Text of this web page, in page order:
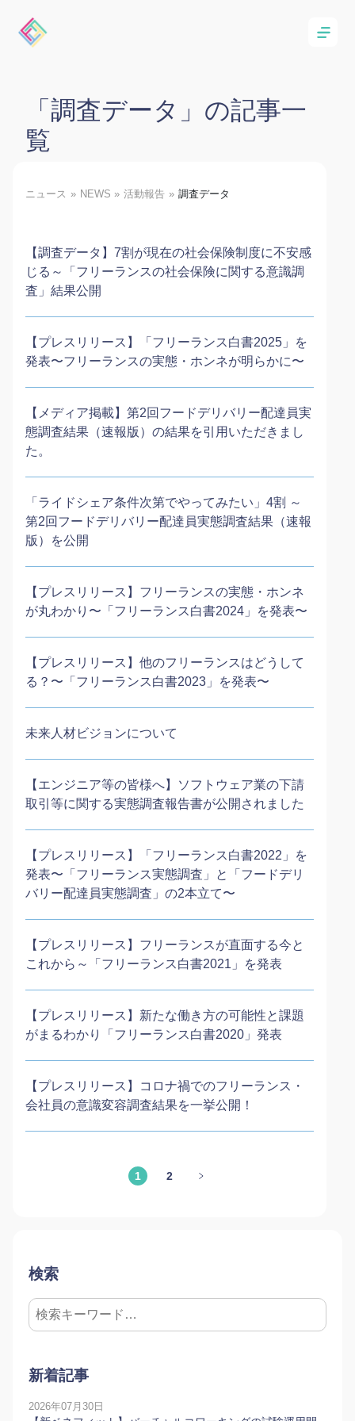
「調査データ」の記事一
覧
ニュース NEWS 活動報告 調査データ
【調査データ】7割が現在の社会保険制度に不安感
じる～「フリーランスの社会保険に関する意識調
査」結果公開
【プレスリリース】「フリーランス白書2025」を
発表〜フリーランスの実態・ホンネが明らかに〜
【メディア掲載】第2回フードデリバリー配達員実
態調査結果（速報版）の結果を引用いただきまし
た。
「ライドシェア条件次第でやってみたい」4割 ～
第2回フードデリバリー配達員実態調査結果（速報
版）を公開
【プレスリリース】フリーランスの実態・ホンネ
が丸わかり〜「フリーランス白書2024」を発表〜
【プレスリリース】他のフリーランスはどうして
る？〜「フリーランス白書2023」を発表〜
未来人材ビジョンについて
【エンジニア等の皆様へ】ソフトウェア業の下請
取引等に関する実態調査報告書が公開されました
【プレスリリース】「フリーランス白書2022」を
発表〜「フリーランス実態調査」と「フードデリ
バリー配達員実態調査」の2本⽴て〜
【プレスリリース】フリーランスが直面する今と
これから～「フリーランス白書2021」を発表
【プレスリリース】新たな働き方の可能性と課題
がまるわかり「フリーランス白書2020」発表
【プレスリリース】コロナ禍でのフリーランス・
会社員の意識変容調査結果を一挙公開！
1 2
検索
新着記事
2026年07月30日